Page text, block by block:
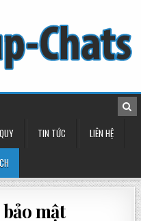
TIN TỨC LIÊN HỆ
mật